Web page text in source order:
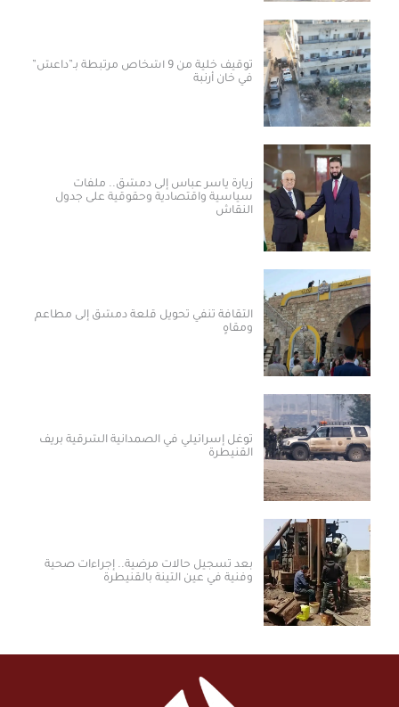
توقيف خلية من 9 أشخاص مرتبطة بـ”داعش”
في خان أرنبة
زيارة ياسر عباس إلى دمشق.. ملفات
سياسية واقتصادية وحقوقية على جدول
النقاش
الثقافة تنفي تحويل قلعة دمشق إلى مطاعم
ومقاهٍ
توغل إسرائيلي في الصمدانية الشرقية بريف
القنيطرة
بعد تسجيل حالات مرضية.. إجراءات صحية
وفنية في عين التينة بالقنيطرة